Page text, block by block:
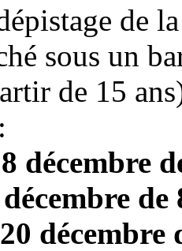
de
sous un
de 15
décembre
décembre